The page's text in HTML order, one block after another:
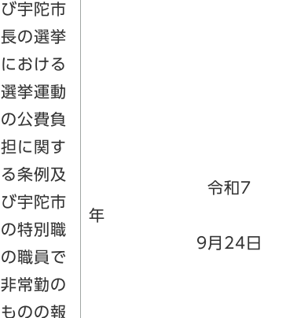
び宇陀市
長の選挙
における
選挙運動
の公費負
担に関す
る条例及
び宇陀市
の特別職
の職員で
非常勤の
ものの報
令和7
9月24日